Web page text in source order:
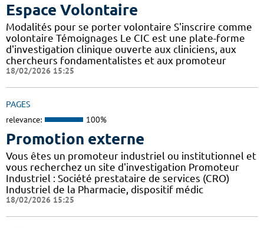
Espace Volontaire
Modalités pour se porter volontaire S'inscrire comme
volontaire Témoignages Le CIC est une plate-forme
d'investigation clinique ouverte aux cliniciens, aux
chercheurs fondamentalistes et aux promoteur
18/02/2026 15:25
PAGES
relevance: 100%
Promotion externe
Vous êtes un promoteur industriel ou institutionnel et
vous recherchez un site d'investigation Promoteur
Industriel : Société prestataire de services (CRO)
Industriel de la Pharmacie, dispositif médic
18/02/2026 15:25